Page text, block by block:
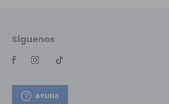
Síguenos
AYUDA